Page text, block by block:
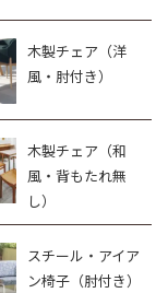
木製チェア（洋
風・肘付き）
木製チェア（和
風・背もたれ無
し）
スチール・アイア
ン椅子（肘付き）